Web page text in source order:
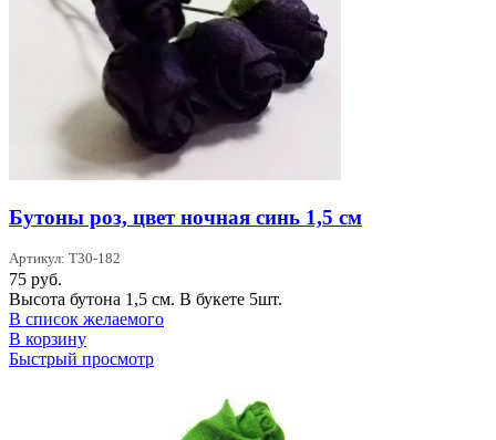
Бутоны роз, цвет ночная синь 1,5 см
Артикул: T30-182
75 руб.
Высота бутона 1,5 см. В букете 5шт.
В список желаемого
В корзину
Быстрый просмотр